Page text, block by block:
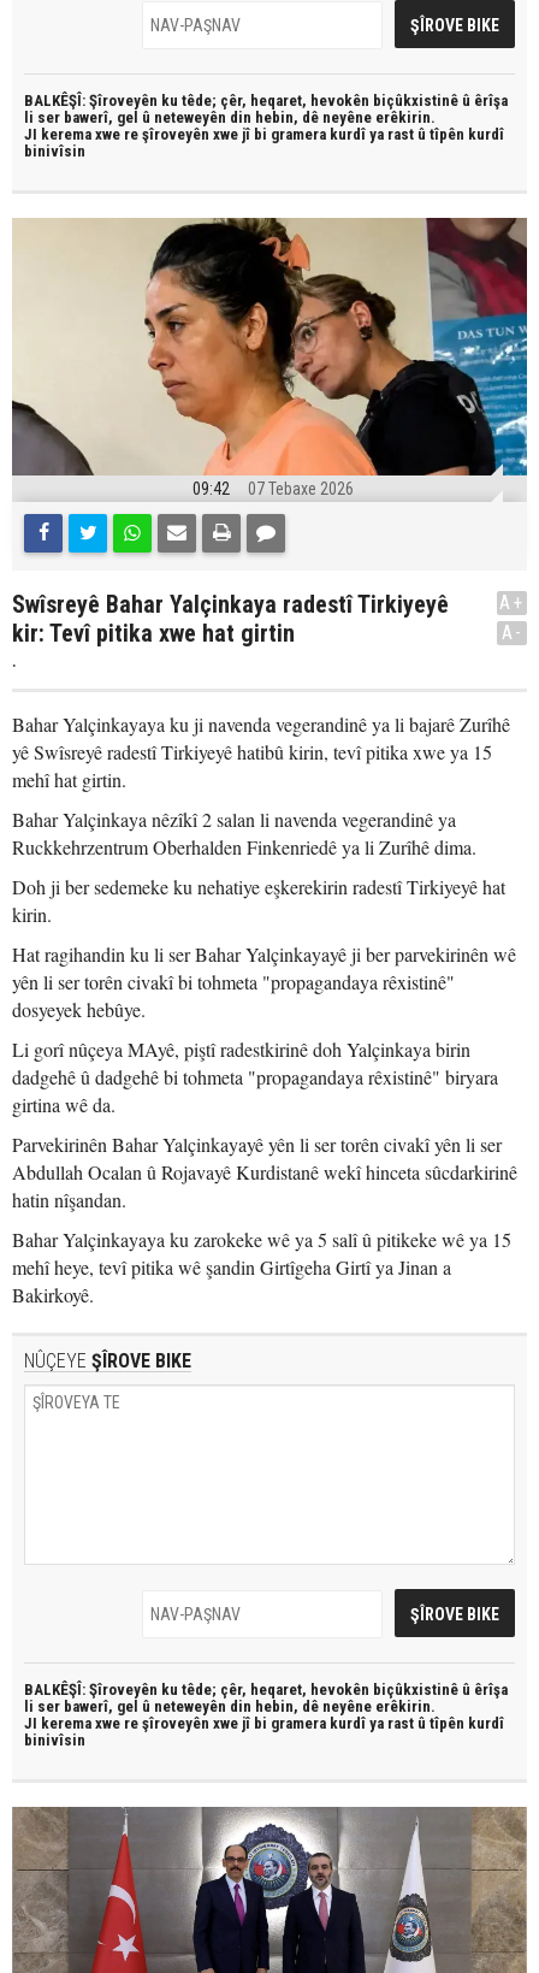
BALKÊŞÎ: Şîroveyên ku têde; çêr, heqaret, hevokên biçûkxistinê û êrîşa
li ser bawerî, gel û neteweyên din hebin, dê neyêne erêkirin.
JI kerema xwe re şîroveyên xwe jî bi gramera kurdî ya rast û tîpên kurdî
binivîsin
09:42 07 Tebaxe 2026
Swîsreyê Bahar Yalçinkaya radestî Tirkiyeyê
kir: Tevî pitika xwe hat girtin
.
A+
A-
Bahar Yalçinkayaya ku ji navenda vegerandinê ya li bajarê Zurîhê
yê Swîsreyê radestî Tirkiyeyê hatibû kirin, tevî pitika xwe ya 15
mehî hat girtin.
Bahar Yalçinkaya nêzîkî 2 salan li navenda vegerandinê ya
Ruckkehrzentrum Oberhalden Finkenriedê ya li Zurîhê dima.
Doh ji ber sedemeke ku nehatiye eşkerekirin radestî Tirkiyeyê hat
kirin.
Hat ragihandin ku li ser Bahar Yalçinkayayê ji ber parvekirinên wê
yên li ser torên civakî bi tohmeta "propagandaya rêxistinê"
dosyeyek hebûye.
Li gorî nûçeya MAyê, piştî radestkirinê doh Yalçinkaya birin
dadgehê û dadgehê bi tohmeta "propagandaya rêxistinê" biryara
girtina wê da.
Parvekirinên Bahar Yalçinkayayê yên li ser torên civakî yên li ser
Abdullah Ocalan û Rojavayê Kurdistanê wekî hinceta sûcdarkirinê
hatin nîşandan.
Bahar Yalçinkayaya ku zarokeke wê ya 5 salî û pitikeke wê ya 15
mehî heye, tevî pitika wê şandin Girtîgeha Girtî ya Jinan a
Bakirkoyê.
NÛÇEYE ŞÎROVE BIKE
BALKÊŞÎ: Şîroveyên ku têde; çêr, heqaret, hevokên biçûkxistinê û êrîşa
li ser bawerî, gel û neteweyên din hebin, dê neyêne erêkirin.
JI kerema xwe re şîroveyên xwe jî bi gramera kurdî ya rast û tîpên kurdî
binivîsin